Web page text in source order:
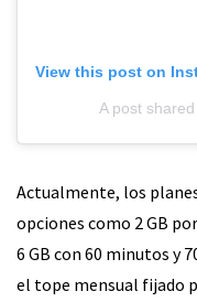
View this post on
A post
Actualmente, los
opciones como 2 GB por
6 GB con 60 minutos y
el tope mensual fijado